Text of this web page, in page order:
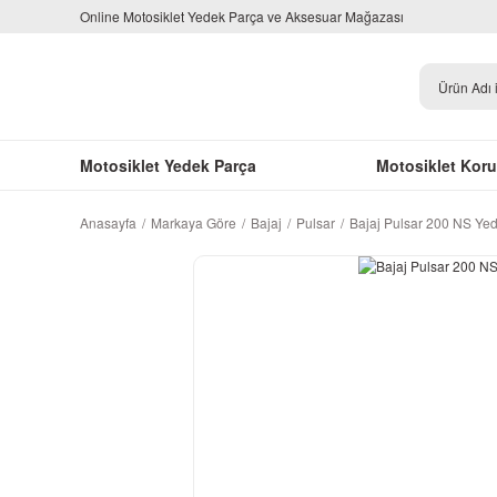
Online Motosiklet Yedek Parça ve Aksesuar Mağazası
Motosiklet Yedek Parça Motosiklet
Anasayfa Markaya Göre Bajaj Pulsar Bajaj Pulsar 200 NS